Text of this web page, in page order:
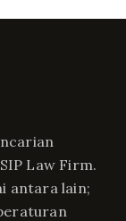
Law Firm.
antara lain;